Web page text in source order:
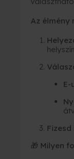
Az élmény
E-
🎁 Milyen